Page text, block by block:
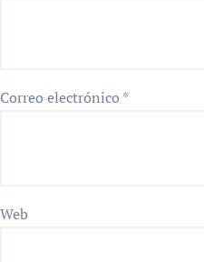
Correo electrónico *
Web